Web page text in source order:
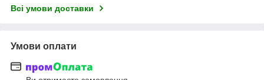
Всі умови доставки
Умови оплати